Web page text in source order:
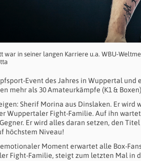
war in seiner langen Karriere u.a. WBU-
Event des Jahres in Wuppertal
mehr als 30 Amateurkämpfe (K1 &
Sherif Morina aus Dinslaken. Er
Wuppertaler Fight-Familie. Auf ihn
Er wird alles daran setzen, den
höchstem Niveau!
Moment erwartet alle Box-
Fight-Familie, steigt zum letzten Mal in